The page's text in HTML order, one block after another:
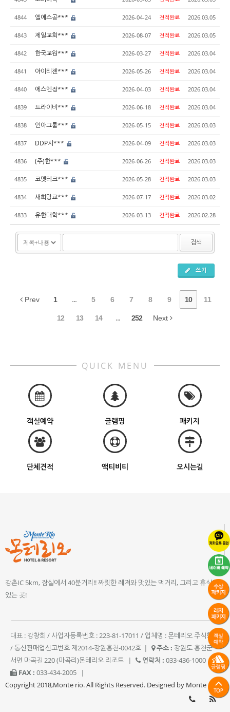
4844 엘에스공*** 2026-04-24 견적완료 2026.03.05
4843 제일교회*** 2026-08-07 견적완료 2026.03.05
4842 한국교원*** 2026-03-27 견적완료 2026.03.04
4841 아이티젠*** 2026-05-26 견적완료 2026.03.04
4840 에스엔정*** 2026-04-03 견적완료 2026.03.04
4839 트라이비*** 2026-06-18 견적완료 2026.03.04
4838 인아그룹*** 2026-05-15 견적완료 2026.03.03
4837 DDP시*** 2026-04-09 견적완료 2026.03.03
4836 (주)한*** 2026-06-26 견적완료 2026.03.03
4835 코멧테크*** 2026-05-28 견적완료 2026.03.03
4834 새희망교*** 2026-07-17 견적완료 2026.03.02
4833 유한대학*** 2026-03-13 견적완료 2026.02.28
검색
쓰기
Prev 1 ... 5 6 7 8 9 10 11
12 13 14 ... 252 Next
QUICK MENU
객실예약 글램핑 패키지
단체견적 액티비티 오시는길
강촌IC 5km, 잠실에서 40분거리!! 짜릿한 레져와 맛있는 먹거리, 그리고 휴식이
있는 곳!
대표 : 강창희 / 사업자등록번호 : 223-81-17011 / 업체명 : 몬테리오 주식회사
/ 통신판매업신고번호 제2014-강원홍천-0042호 | 주소 : 강원도 홍천군
서면 마곡길 220 (마곡리)몬테리오 리조트
| 연락처 : 033-436-1000
|
FAX : 033-434-2005
|
Copyright 2018,Monte rio. All Rights Reserved. Designed by Monte rio.